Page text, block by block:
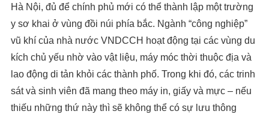
Hà Nội, đủ để chính phủ mới có thể thành lập một trường
y sơ khai ở vùng đồi núi phía bắc. Ngành “công nghiệp”
vũ khí của nhà nước VNDCCH hoạt động tại các vùng du
kích chủ yếu nhờ vào vật liệu, máy móc thời thuộc địa và
lao động di tản khỏi các thành phố. Trong khi đó, các trinh
sát và sinh viên đã mang theo máy in, giấy và mực – nếu
thiếu những thứ này thì sẽ không thể có sự lưu thông